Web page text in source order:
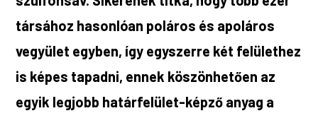
társához hasonlóan poláros és apoláros
vegyület egyben, így egyszerre két felülethez
is képes tapadni, ennek köszönhetően az
egyik legjobb határfelület-képző anyag a